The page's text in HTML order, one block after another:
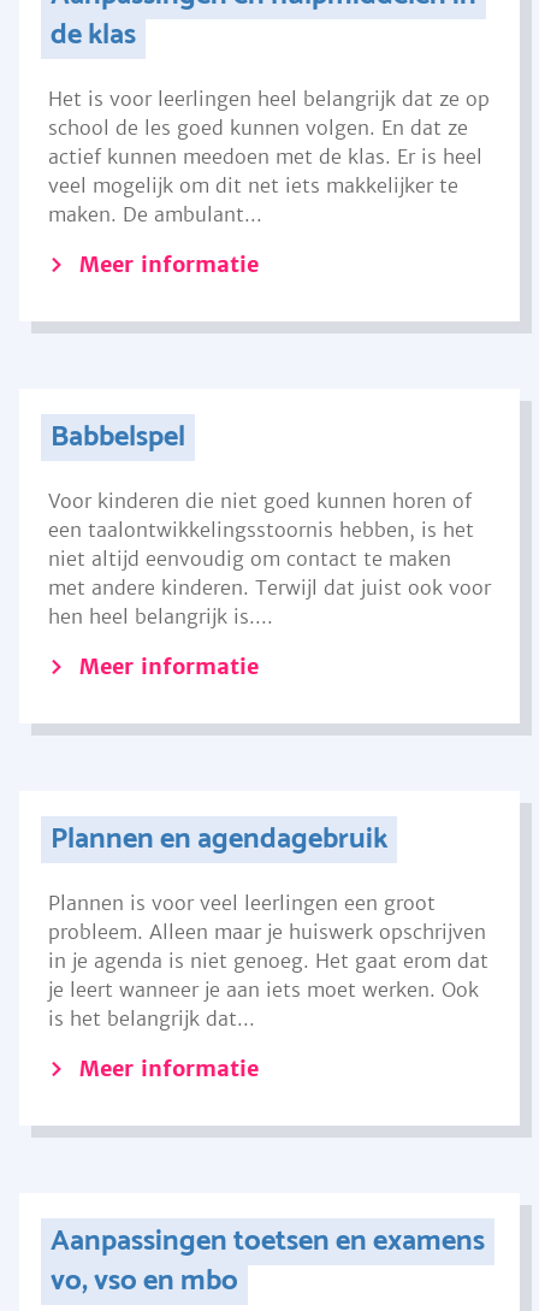
de klas
Het is voor leerlingen heel belangrijk dat ze op
school de les goed kunnen volgen. En dat ze
actief kunnen meedoen met de klas. Er is heel
veel mogelijk om dit net iets makkelijker te
maken. De ambulant...
Meer informatie
Babbelspel
Voor kinderen die niet goed kunnen horen of
een taalontwikkelingsstoornis hebben, is het
niet altijd eenvoudig om contact te maken
met andere kinderen. Terwijl dat juist ook voor
hen heel belangrijk is....
Meer informatie
Plannen en agendagebruik
Plannen is voor veel leerlingen een groot
probleem. Alleen maar je huiswerk opschrijven
in je agenda is niet genoeg. Het gaat erom dat
je leert wanneer je aan iets moet werken. Ook
is het belangrijk dat...
Meer informatie
Aanpassingen toetsen en examens
vo, vso en mbo